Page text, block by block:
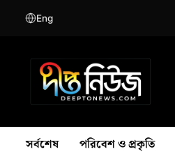
Eng
সর্বশেষ পরিবেশ ও প্রকৃতি